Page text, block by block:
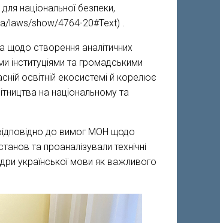
національної безпеки,
laws/show/4764-20#Text) .
щодо створення аналітичних
інституціями та громадськими
освітній екосистемі й корелює
на національному та
до вимог МОН щодо
та проаналізували технічні
української мови як важливого